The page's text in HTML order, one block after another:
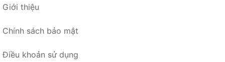
Giới thiệu
Chính sách bảo mật
Điều khoản sử dụng